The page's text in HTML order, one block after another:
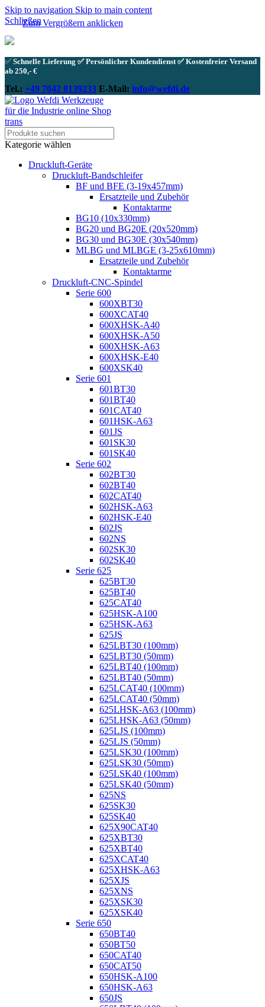
Skip to navigation Skip to main content
Schließen
✅ Schnelle Lieferung ✅ Persönlicher Kundendienst ✅ Kostenfreier Versand
ab 250,- €
Tel.: +49 7042 8139233 E-Mail: info@wefdi.de
Kategorie wählen
Druckluft-Geräte
Druckluft-Bandschleifer
BF und BFE (3-19x457mm)
Ersatzteile und Zubehör
Kontaktarme
BG10 (10x330mm)
BG20 und BG20E (20x520mm)
BG30 und BG30E (30x540mm)
MLBG und MLBGE (3-25x610mm)
Ersatzteile und Zubehör
Kontaktarme
Druckluft-CNC-Spindel
Serie 600
600XBT30
600XCAT40
600XHSK-A40
600XHSK-A50
600XHSK-A63
600XHSK-E40
600XSK40
Serie 601
601BT30
601BT40
601CAT40
601HSK-A63
601JS
601SK30
601SK40
Serie 602
602BT30
602BT40
602CAT40
602HSK-A63
602HSK-E40
602JS
602NS
602SK30
602SK40
Serie 625
625BT30
625BT40
625CAT40
625HSK-A100
625HSK-A63
625JS
625LBT30 (100mm)
625LBT30 (50mm)
625LBT40 (100mm)
625LBT40 (50mm)
625LCAT40 (100mm)
625LCAT40 (50mm)
625LHSK-A63 (100mm)
625LHSK-A63 (50mm)
625LJS (100mm)
625LJS (50mm)
625LSK30 (100mm)
625LSK30 (50mm)
625LSK40 (100mm)
625LSK40 (50mm)
625NS
625SK30
625SK40
625X90CAT40
625XBT30
625XBT40
625XCAT40
625XHSK-A63
625XJS
625XNS
625XSK30
625XSK40
Serie 650
650BT40
650BT50
650CAT40
650CAT50
650HSK-A100
650HSK-A63
650JS
Zum Vergrößern anklicken